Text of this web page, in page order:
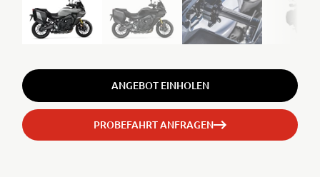
ANGEBOT EINHOLEN
PROBEFAHRT ANFRAGEN